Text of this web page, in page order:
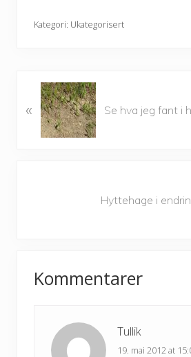
Kategori: Ukategorisert
r
« Se hva jeg fant i
Hyttehage i
Interactions
Kommentarer
Tullik
19. mai 2012 at